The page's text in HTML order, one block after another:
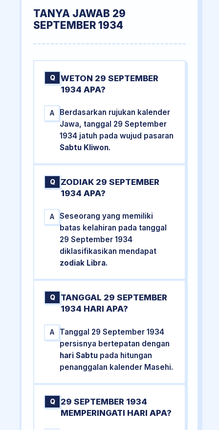
TANYA JAWAB 29
SEPTEMBER 1934
Q
WETON 29 SEPTEMBER
1934 APA?
A
Berdasarkan rujukan kalender
Jawa, tanggal 29 September
1934 jatuh pada wujud pasaran
Sabtu Kliwon.
Q
ZODIAK 29 SEPTEMBER
1934 APA?
A
Seseorang yang memiliki
batas kelahiran pada tanggal
29 September 1934
diklasifikasikan mendapat
zodiak Libra.
Q
TANGGAL 29 SEPTEMBER
1934 HARI APA?
A
Tanggal 29 September 1934
persisnya bertepatan dengan
hari Sabtu pada hitungan
penanggalan kalender Masehi.
Q
29 SEPTEMBER 1934
MEMPERINGATI HARI APA?